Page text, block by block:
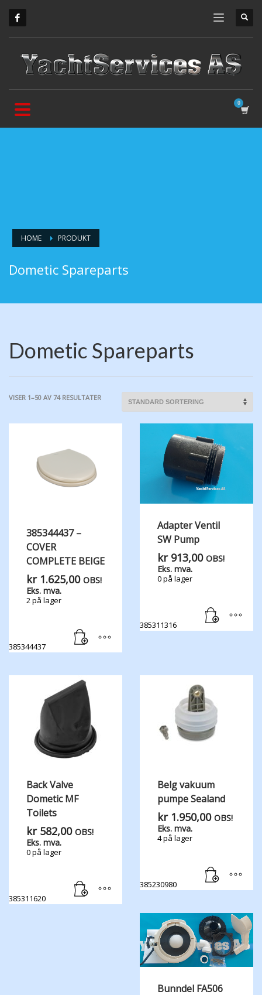
HOME PRODUKT
Dometic Spareparts
Dometic Spareparts
VISER 1–50 AV 74 RESULTATER
385344437 –
COVER
COMPLETE BEIGE
kr1.625,00 OBS!
Eks. mva.
2 på lager
385344437
Adapter Ventil
SW Pump
kr913,00 OBS!
Eks. mva.
0 på lager
385311316
Back Valve
Dometic MF
Toilets
kr582,00 OBS!
Eks. mva.
0 på lager
385311620
Belg vakuum
pumpe Sealand
kr1.950,00 OBS!
Eks. mva.
4 på lager
385230980
Bunndel FA506